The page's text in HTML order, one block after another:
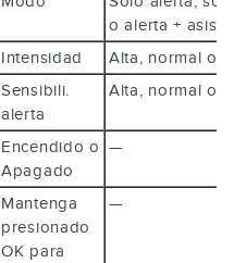
o alerta +
Intensidad
Alta, normal o
Sensibili.
alerta
Alta, normal o
Encendido o
Apagado
—
Mantenga
presionado
OK para
—